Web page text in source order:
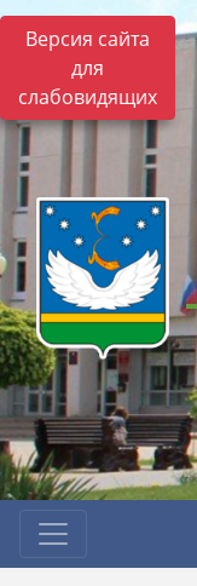
Версия сайта
для
слабовидящих